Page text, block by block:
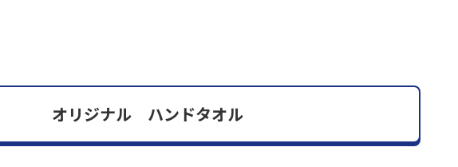
オリジナル ハンドタオル